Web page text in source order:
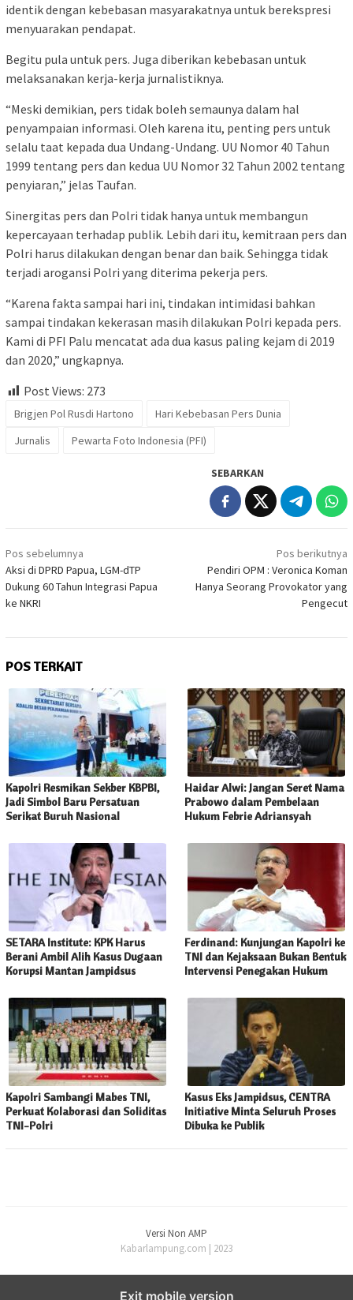
identik dengan kebebasan masyarakatnya untuk berekspresi
menyuarakan pendapat.
Begitu pula untuk pers. Juga diberikan kebebasan untuk
melaksanakan kerja-kerja jurnalistiknya.
“Meski demikian, pers tidak boleh semaunya dalam hal
penyampaian informasi. Oleh karena itu, penting pers untuk
selalu taat kepada dua Undang-Undang. UU Nomor 40 Tahun
1999 tentang pers dan kedua UU Nomor 32 Tahun 2002 tentang
penyiaran,” jelas Taufan.
Sinergitas pers dan Polri tidak hanya untuk membangun
kepercayaan terhadap publik. Lebih dari itu, kemitraan pers dan
Polri harus dilakukan dengan benar dan baik. Sehingga tidak
terjadi arogansi Polri yang diterima pekerja pers.
“Karena fakta sampai hari ini, tindakan intimidasi bahkan
sampai tindakan kekerasan masih dilakukan Polri kepada pers.
Kami di PFI Palu mencatat ada dua kasus paling kejam di 2019
dan 2020,” ungkapnya.
Post Views: 273
Brigjen Pol Rusdi Hartono
Hari Kebebasan Pers Dunia
Jurnalis
Pewarta Foto Indonesia (PFI)
SEBARKAN
Navigasi
pos
Pos sebelumnya
Aksi di DPRD Papua, LGM-dTP
Dukung 60 Tahun Integrasi Papua
ke NKRI
Pos berikutnya
Pendiri OPM : Veronica Koman
Hanya Seorang Provokator yang
Pengecut
POS TERKAIT
Kapolri Resmikan Sekber KBPBI,
Jadi Simbol Baru Persatuan
Serikat Buruh Nasional
Haidar Alwi: Jangan Seret Nama
Prabowo dalam Pembelaan
Hukum Febrie Adriansyah
SETARA Institute: KPK Harus
Berani Ambil Alih Kasus Dugaan
Korupsi Mantan Jampidsus
Ferdinand: Kunjungan Kapolri ke
TNI dan Kejaksaan Bukan Bentuk
Intervensi Penegakan Hukum
Kapolri Sambangi Mabes TNI,
Perkuat Kolaborasi dan Soliditas
TNI-Polri
Kasus Eks Jampidsus, CENTRA
Initiative Minta Seluruh Proses
Dibuka ke Publik
Versi Non AMP
Kabarlampung.com | 2023
Exit mobile version